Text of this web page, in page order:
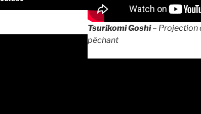
Tsurikomi Goshi– Projection
pêchant